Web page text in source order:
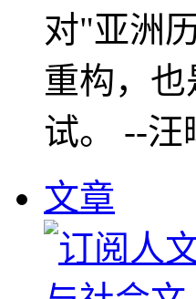
对"亚洲
重构，
试。 --
文章